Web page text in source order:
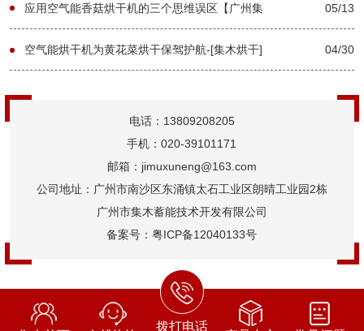
分享【广州集木】
应用空气能香菇烘干机的三个思维误区【广州集
木】
05/13
空气能烘干机为黄花菜烘干保驾护航-[集木烘干] 04/30
电话：13809208205
手机：020-39101171
邮箱：jimuxuneng@163.com
公司地址：广州市南沙区东涌镇太石工业区朗晴工业园2栋
广州市集木蓄能技术开发有限公司
备案号：粤ICP备12040133号
拨打电话